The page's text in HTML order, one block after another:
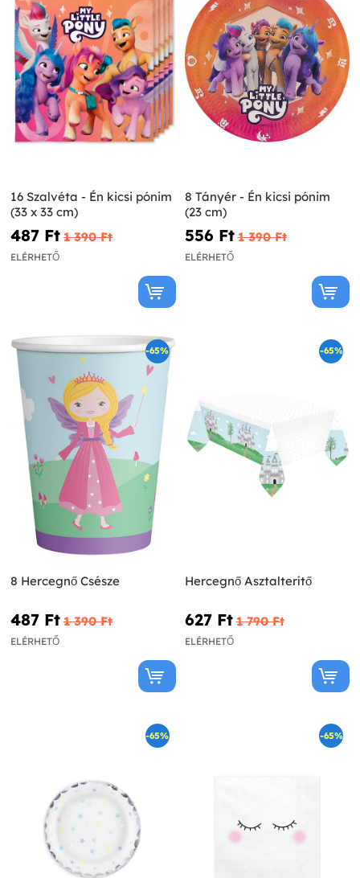
16 Szalvéta - Én kicsi pónim
(33 x 33 cm)
487 Ft‎ 1 390 Ft‎
ELÉRHETŐ
8 Tányér - Én kicsi pónim
(23 cm)
556 Ft‎ 1 390 Ft‎
ELÉRHETŐ
-65%
8 Hercegnő Csésze
487 Ft‎ 1 390 Ft‎
ELÉRHETŐ
-65%
Hercegnő Asztalterítő
627 Ft‎ 1 790 Ft‎
ELÉRHETŐ
-65% -65%